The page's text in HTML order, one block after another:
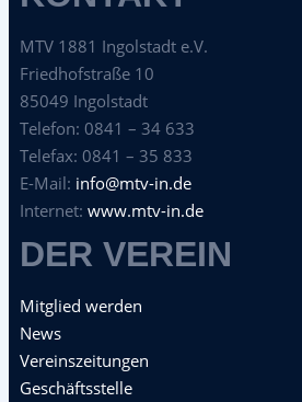
MTV 1881 Ingolstadt e.V.
Friedhofstraße 10
85049 Ingolstadt
Telefon: 0841 – 34 633
Telefax: 0841 – 35 833
E-Mail: info@mtv-in.de
Internet: www.mtv-in.de
DER VEREIN
Mitglied werden
News
Vereinszeitungen
Geschäftsstelle